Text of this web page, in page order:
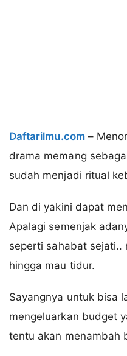
Daftarilmu.com–
drama memang
sudah menjadi ritual
Dan di yakini dapat
Apalagi semenjak
seperti sahabat sejati..
hingga mau tidur.
Sayangnya untuk bisa
mengeluarkan budget
tentu akan menambah